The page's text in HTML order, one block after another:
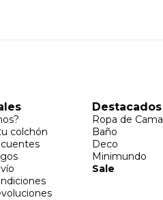
colchón
Destacados
Ropa de Cama
Baño
Deco
Minimundo
Sale